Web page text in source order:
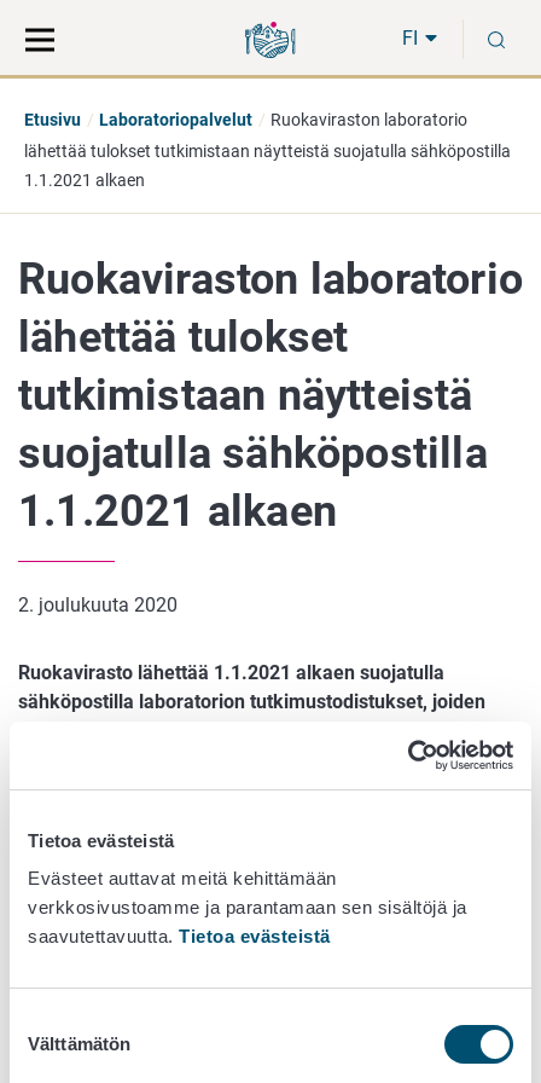
Tietoa evästeistä
Evästeet auttavat meitä kehittämään
verkkosivustoamme ja parantamaan sen sisältöjä ja
saavutettavuutta. Tietoa evästeistä
valinta
Välttämätön
suoraan
sisältöön
koko
sivuston
FI
Etusivu Laboratoriopalvelut
Ruokaviraston laboratorio
lähettää tulokset tutkimistaan näytteistä suojatulla sähköpostilla
1.1.2021 alkaen
Ruokaviraston laboratorio
lähettää tulokset
tutkimistaan näytteistä
suojatulla sähköpostilla
1.1.2021 alkaen
2. joulukuuta 2020
Ruokavirasto lähettää 1.1.2021 alkaen suojatulla
sähköpostilla laboratorion tutkimustodistukset, joiden
asiakkaiden tietoturvan parantaminen. Muutos ei vaikuta
kirjepostilla lähetettäviin tutkimustodistuksiin.
Saat ilmoituksen suojatun sähköpostin saapumisesta
sähköpostiisi. Ilmoitus sisältää linkin varsinaiseen viestiin,
joka luetaan www-selaimella. Viestin lukeminen ei vaadi
erillistä palveluun kirjautumista.